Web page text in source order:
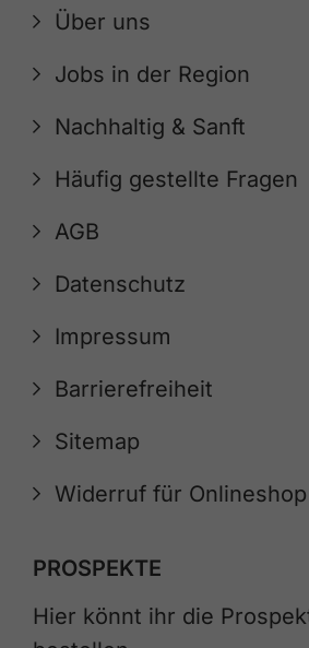
Über uns
Jobs in der Region
Nachhaltig & Sanft
Häufig gestellte Fragen
AGB
Datenschutz
Impressum
Barrierefreiheit
Sitemap
Widerruf für Onlineshop
PROSPEKTE
Hier könnt ihr die